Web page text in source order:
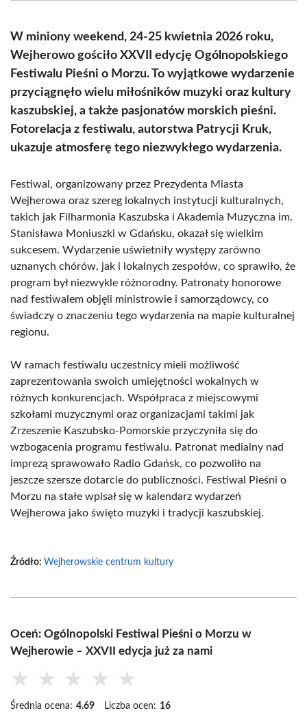
W miniony weekend, 24-25 kwietnia 2026 roku,
Wejherowo gościło XXVII edycję Ogólnopolskiego
Festiwalu Pieśni o Morzu. To wyjątkowe wydarzenie
przyciągnęło wielu miłośników muzyki oraz kultury
kaszubskiej, a także pasjonatów morskich pieśni.
Fotorelacja z festiwalu, autorstwa Patrycji Kruk,
ukazuje atmosferę tego niezwykłego wydarzenia.
Festiwal, organizowany przez Prezydenta Miasta
Wejherowa oraz szereg lokalnych instytucji kulturalnych,
takich jak Filharmonia Kaszubska i Akademia Muzyczna im.
Stanisława Moniuszki w Gdańsku, okazał się wielkim
sukcesem. Wydarzenie uświetniły występy zarówno
uznanych chórów, jak i lokalnych zespołów, co sprawiło, że
program był niezwykle różnorodny. Patronaty honorowe
nad festiwalem objęli ministrowie i samorządowcy, co
świadczy o znaczeniu tego wydarzenia na mapie kulturalnej
regionu.
W ramach festiwalu uczestnicy mieli możliwość
zaprezentowania swoich umiejętności wokalnych w
różnych konkurencjach. Współpraca z miejscowymi
szkołami muzycznymi oraz organizacjami takimi jak
Zrzeszenie Kaszubsko-Pomorskie przyczyniła się do
wzbogacenia programu festiwalu. Patronat medialny nad
imprezą sprawowało Radio Gdańsk, co pozwoliło na
jeszcze szersze dotarcie do publiczności. Festiwal Pieśni o
Morzu na stałe wpisał się w kalendarz wydarzeń
Wejherowa jako święto muzyki i tradycji kaszubskiej.
Źródło: Wejherowskie centrum kultury
Oceń: Ogólnopolski Festiwal Pieśni o Morzu w
Wejherowie – XXVII edycja już za nami
★ ★ ★ ★ ★
Średnia ocena: 4.69 Liczba ocen: 16